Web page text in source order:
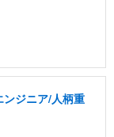
ンジニア/人柄重